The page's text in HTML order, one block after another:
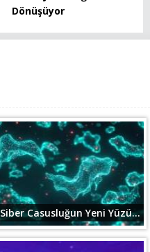
Dönüşüyor
Siber Casusluğun Yeni Yüzü...